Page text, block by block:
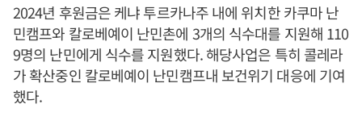
2024년 후원금은 케냐 투르카나주 내에 위치한 카쿠마 난
민캠프와 칼로베예이 난민촌에 3개의 식수대를 지원해 110
9명의 난민에게 식수를 지원했다. 해당사업은 특히 콜레라
가 확산중인 칼로베예이 난민캠프내 보건위기 대응에 기여
했다.